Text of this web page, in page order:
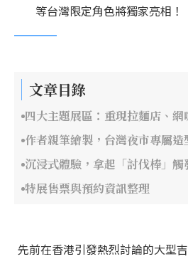
等台灣限定角色將獨家亮相！
文章目錄
四大主題展區：重現拉麵店、網
作者親筆繪製，台灣夜市專屬造
沉浸式體驗，拿起「討伐棒」觸
特展售票與預約資訊整理
先前在香港引發熱烈討論的大型